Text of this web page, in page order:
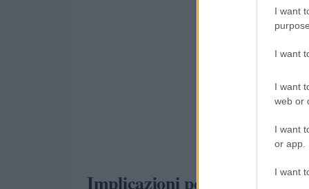
I want
I want
I want
web or
I want
or app.
I want
Implicazioni per l’economia